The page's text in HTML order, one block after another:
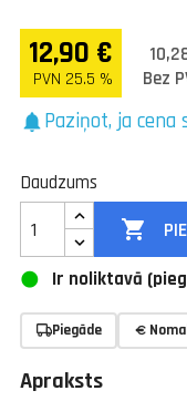
12,90 €
PVN 25.5 %
Bez
notificationsPaziņot, ja cena
Daudzums

Ir noliktavā
Piegāde
Apraksts